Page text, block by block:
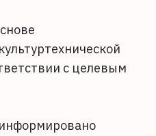
с целевым